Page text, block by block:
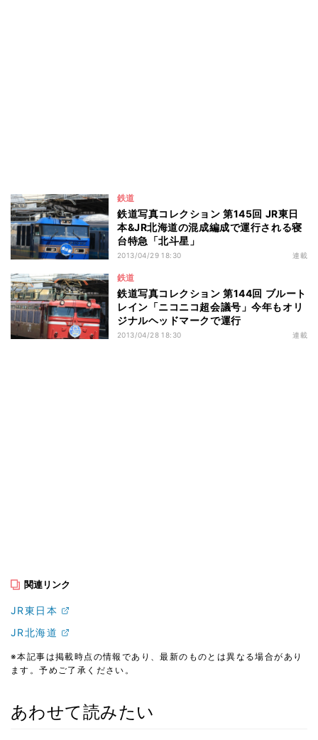
鉄道
鉄道写真コレクション 第145回 JR東日
本&JR北海道の混成編成で運行される寝
台特急「北斗星」
2013/04/29 18:30 連載
鉄道
鉄道写真コレクション 第144回 ブルート
レイン「ニコニコ超会議号」今年もオリ
ジナルヘッドマークで運行
2013/04/28 18:30 連載
関連リンク
JR東日本
JR北海道
※本記事は掲載時点の情報であり、最新のものとは異なる場合があり
ます。予めご了承ください。
あわせて読みたい